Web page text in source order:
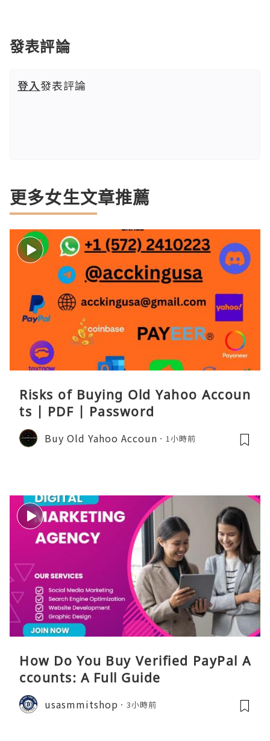
發表評論
登入發表評論
更多女生文章推薦
Risks of Buying Old Yahoo Accoun
ts | PDF | Password
Buy Old Yahoo Accoun 1小時前
How Do You Buy Verified PayPal A
ccounts: A Full Guide
usasmmitshop 3小時前